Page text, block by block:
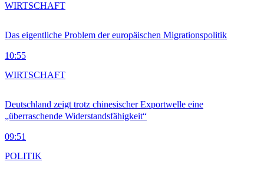
Das eigentliche Problem der europäischen Migrationspolitik
10:55
WIRTSCHAFT
Deutschland zeigt trotz chinesischer Exportwelle eine
„überraschende Widerstandsfähigkeit“
09:51
WIRTSCHAFT
POLITIK